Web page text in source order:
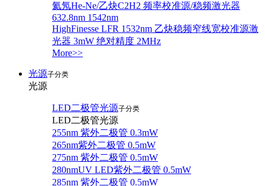
氦氖He-Ne/乙炔C2H2 频率校准源/稳频激光器
632.8nm 1542nm
HighFinesse LFR 1532nm 乙炔稳频窄线宽校准源激
光器 3mW 绝对精度 2MHz
More>>
光源子分类
光源
LED二极管光源子分类
LED二极管光源
255nm 紫外二极管 0.3mW
265nm紫外二极管 0.5mW
275nm 紫外二极管 0.5mW
280nmUV LED紫外二极管 0.5mW
285nm 紫外二极管 0.5mW